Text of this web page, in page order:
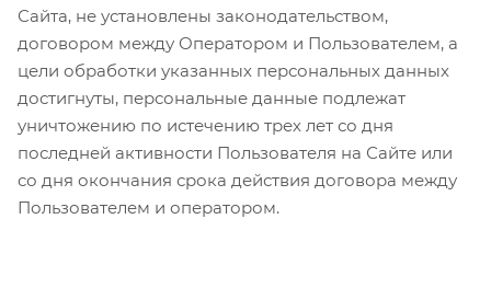
Сайта, не установлены законодательством,
договором между Оператором и Пользователем, а
цели обработки указанных персональных данных
достигнуты, персональные данные подлежат
уничтожению по истечению трех лет со дня
последней активности Пользователя на Сайте или
со дня окончания срока действия договора между
Пользователем и оператором.